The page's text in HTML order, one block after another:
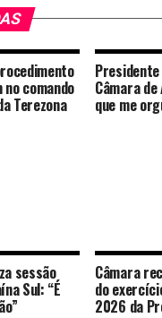
comando
Terezona
Presidente
Câmara
que me
sessão
Sul: “É
Câmara
do
2026 da